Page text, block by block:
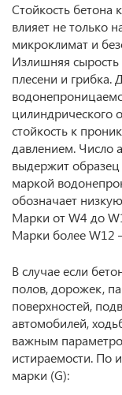
Стойкость
влияет не только
микроклимат и
Излишняя сырость
плесени и грибка.
цилиндрического
стойкость к
давлением. Число
выдержит образец
маркой
обозначает
Марки от W4 до
Марки более W12
В случае если
полов, дорожек,
поверхностей,
автомобилей,
важным
истираемости. По
марки (G):